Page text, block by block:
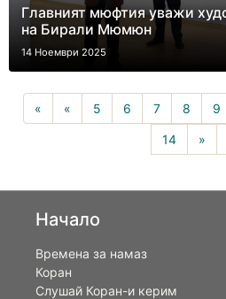
Главният мюфтия уважи
на Бирали Мюмюн
14 Ноември 2025
« « 5 6 7 8 9
14 »
Начало
Времена за намаз
Коран
Слушай Коран-и керим